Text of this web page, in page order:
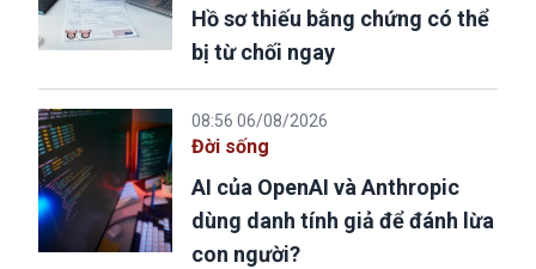
Hồ sơ thiếu bằng chứng có thể
bị từ chối ngay
08:56 06/08/2026
Đời sống
AI của OpenAI và Anthropic
dùng danh tính giả để đánh lừa
con người?